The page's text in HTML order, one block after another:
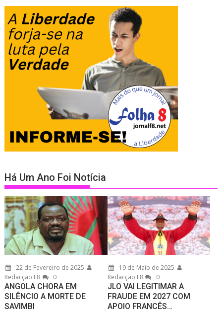
Há Um Ano Foi Notícia
22 de Fevereiro de 2025
Redacção F8
0
ANGOLA CHORA EM
SILÊNCIO A MORTE DE
SAVIMBI
19 de Maio de 2025
Redacção F8
0
JLO VAI LEGITIMAR A
FRAUDE EM 2027 COM
APOIO FRANCÊS…